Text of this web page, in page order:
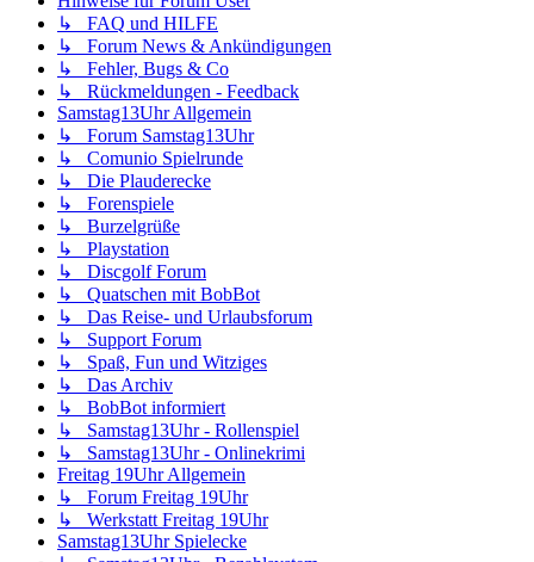
↳ FAQ und HILFE
↳ Forum News & Ankündigungen
↳ Fehler, Bugs & Co
↳ Rückmeldungen - Feedback
Samstag13Uhr Allgemein
↳ Forum Samstag13Uhr
↳ Comunio Spielrunde
↳ Die Plauderecke
↳ Forenspiele
↳ Burzelgrüße
↳ Playstation
↳ Discgolf Forum
↳ Quatschen mit BobBot
↳ Das Reise- und Urlaubsforum
↳ Support Forum
↳ Spaß, Fun und Witziges
↳ Das Archiv
↳ BobBot informiert
↳ Samstag13Uhr - Rollenspiel
↳ Samstag13Uhr - Onlinekrimi
Freitag 19Uhr Allgemein
↳ Forum Freitag 19Uhr
↳ Werkstatt Freitag 19Uhr
Samstag13Uhr Spielecke